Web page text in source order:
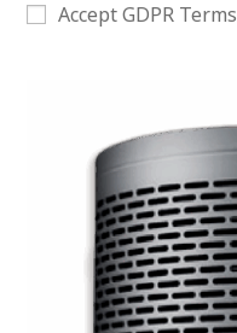
Accept GDPR Terms